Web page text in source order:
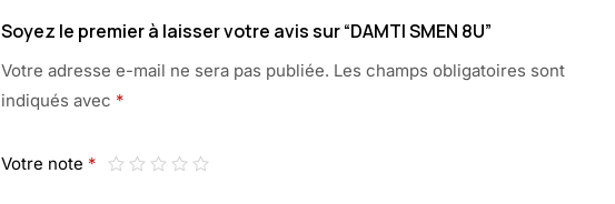
Soyez le premier à laisser votre avis sur “DAMTI SMEN 8U”
Votre adresse e-mail ne sera pas publiée. Les champs obligatoires sont
indiqués avec *
Votre note *